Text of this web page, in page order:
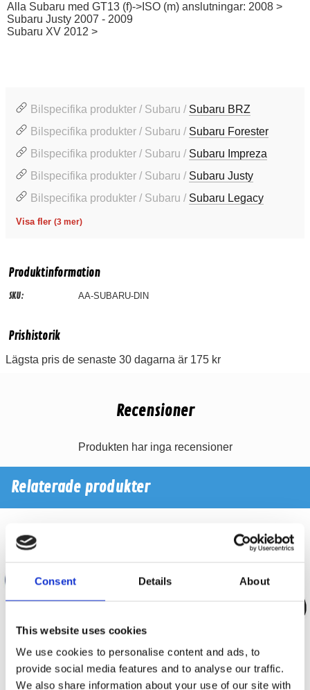
Consent Details About
This website uses cookies
We use cookies to personalise content and ads, to
provide social media features and to analyse our traffic.
We also share information about your use of our site with
Alla Subaru med GT13 (f)->ISO (m) anslutningar: 2008 >
Subaru Justy 2007 - 2009
Subaru XV 2012 >
Bilspecifika produkter / Subaru / Subaru BRZ
Bilspecifika produkter / Subaru / Subaru Forester
Bilspecifika produkter / Subaru / Subaru Impreza
Bilspecifika produkter / Subaru / Subaru Justy
Bilspecifika produkter / Subaru / Subaru Legacy
Visa fler (3 mer)
Produktinformation
SKU: AA-SUBARU-DIN
Prishistorik
Lägsta pris de senaste 30 dagarna är 175 kr
Recensioner
Produkten har inga recensioner
Relaterade produkter